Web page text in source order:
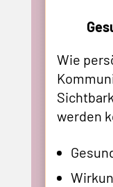
Wie
werden